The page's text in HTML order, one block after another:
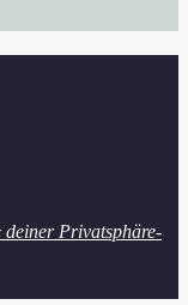
Privatsphäre-